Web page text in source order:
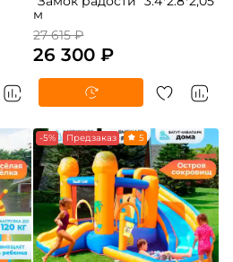
м
27 615 ₽
26 300 ₽
-5% Предзаказ 5